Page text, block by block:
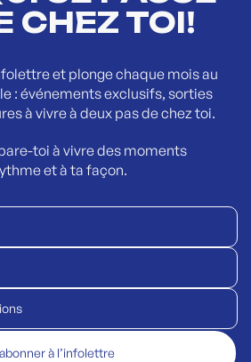
CHEZ TOI!
et plonge chaque mois au
: événements exclusifs, sorties
à vivre à deux pas de chez toi.
toi à vivre des moments
et à ta façon.
à l’infolettre